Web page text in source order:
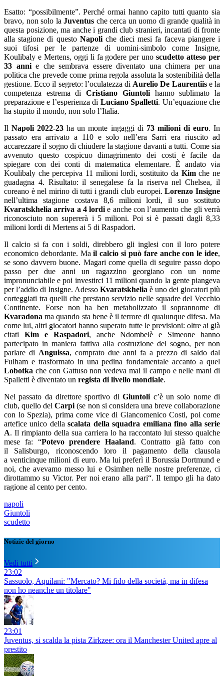
Esatto: “possibilmente”. Perché ormai hanno capito tutti quanto sia
bravo, non solo la Juventus che cerca un uomo di grande qualità in
questa posizione, ma anche i grandi club stranieri, incantati di fronte
alla stagione di questo Napoli che dieci mesi fa faceva piangere i
suoi tifosi per le partenze di uomini-simbolo come Insigne,
Koulibaly e Mertens, oggi li fa godere per unoscudetto atteso per
33 annie che sembrava essere diventato una chimera per una
politica che prevede come prima regola assoluta la sostenibilità della
gestione. Ecco il segreto: l’oculatezza di Aurelio De Laurentiise la
competenza estrema diCristiano Giuntolihanno sublimato la
preparazione e l’esperienza di Luciano Spalletti. Un’equazione che
ha stupito il mondo, non solo l’Italia.
IlNapoli 2022-23 ha un monte ingaggi di 73 milioni di euro. In
passato era arrivato a 110 e solo nell’era Sarri era riuscito ad
accarezzare il sogno di chiudere la stagione davanti a tutti. Come sia
avvenuto questo cospicuo dimagrimento dei costi è facile da
spiegare con dei conti di matematica elementare. È andato via
Koulibaly che percepiva 11 milioni lordi, sostituito da Kimche ne
guadagna 4. Risultato: il senegalese fa la riserva nel Chelsea, il
coreano è nel mirino di tutti i grandi club europei.Lorenzo Insigne
nell’ultima stagione costava 8,6 milioni lordi, il suo sostituto
Kvaratskhelia arriva a 4 lordi e anche con l’aumento che gli verrà
riconosciuto non supererà i 5 milioni. Poi si è passati dagli 8,33
milioni lordi di Mertens ai 5 di Raspadori.
Il calcio si fa con i soldi, direbbero gli inglesi con il loro potere
economico debordante. Mail calcio si può fare anche con le idee,
se sono davvero buone. Magari come quella di seguire passo dopo
passo per due anni un ragazzino georgiano con un nome
impronunciabile e poi investirci 11 milioni quando la gente piangeva
per l’addio di Insigne. Adesso Kvaratskhelia è uno dei giocatori più
corteggiati tra quelli che prestano servizio nelle squadre del Vecchio
Continente. Forse non ha ben metabolizzato il soprannome di
Kvaradonama quando sta bene è il terrore di qualunque difesa. Ma
come lui, altri giocatori hanno superato tutte le previsioni: oltre ai già
citati Kim e Raspadori, anche Ndombelè e Simeone hanno
partecipato in maniera fattiva alla costruzione del sogno, per non
parlare di Anguissa, comprato due anni fa a prezzo di saldo dal
Fulham e trasformato in una pedina fondamentale accanto a quel
Lobotka che con Gattuso non vedeva mai il campo e nelle mani di
Spalletti è diventato un regista di livello mondiale.
Nel passato da direttore sportivo diGiuntoli c’è un solo nome di
club, quello delCarpi(se non si considera una breve collaborazione
con lo Spezia), prima come vice di Giancomenico Costi, poi come
artefice unico dellascalata della squadra emiliana fino alla serie
A. Il rimpianto della sua carriera lo ha raccontato lui stesso qualche
mese fa: “Potevo prendere Haaland. Contratto già fatto con
il Salisburgo, riconoscendo loro il pagamento della clausola
a venticinque milioni di euro. Ma lui preferì il Borussia Dortmund e
noi, che avevamo messo lui e Osimhen nelle nostre preferenze, ci
dirottammo su Victor. Per noi erano alla pari“. Il tempo gli ha dato
ragione al cento per cento.
napoli
Giuntoli
scudetto
Notizie del giorno
Vedi tutti
23:02
Sassuolo, Aquilani: "Mercato? Mi fido della società, ma in difesa
non ho neanche un titolare"
23:01
Juventus, si scalda la pista Zirkzee: ora il Manchester United apre al
prestito